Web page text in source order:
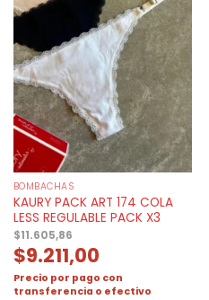
BOMBACHAS
KAURY PACK ART 174 COLA
LESS REGULABLE PACK X3
$11.605,86
$9.211,00
Precio por pago con
transferencia o efectivo